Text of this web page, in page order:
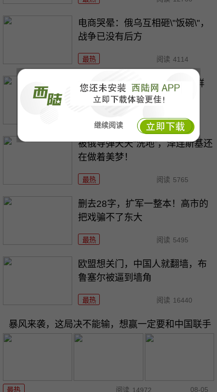
继续阅读
电商哭晕：俄乌互相砸\"饭碗\"，
战争已没有后方
最热 阅读 4114
766亿买不来安全？美核潜光鲜
\"大计划\"的背后
最热 阅读 6453
被俄导弹天天“洗地”，泽连斯基还
在做着美梦！
最热 阅读 5765
删去28字，扩军一整本！高市的
把戏骗不了东大
最热 阅读 5495
欧盟想关门，中国人就翻墙，布
鲁塞尔被逼到墙角
最热 阅读 16440
暴风来袭，这局决不能输，想赢一定要和中国联手
最热 阅读 14972 08-05